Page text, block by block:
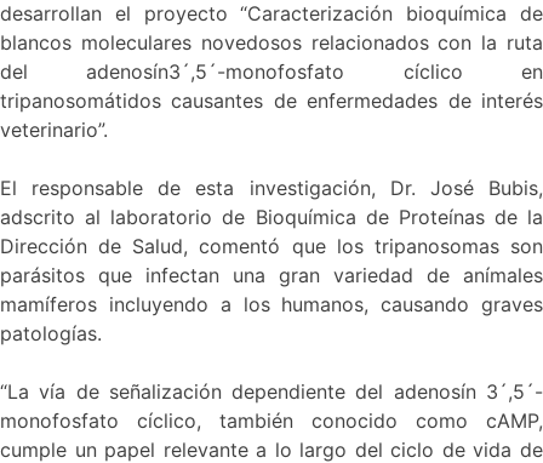
desarrollan el proyecto “Caracterización bioquímica de
blancos moleculares novedosos relacionados con la ruta
del adenosín3´,5´-monofosfato cíclico en
tripanosomátidos causantes de enfermedades de interés
veterinario”.
El responsable de esta investigación, Dr. José Bubis,
adscrito al laboratorio de Bioquímica de Proteínas de la
Dirección de Salud, comentó que los tripanosomas son
parásitos que infectan una gran variedad de anímales
mamíferos incluyendo a los humanos, causando graves
patologías.
“La vía de señalización dependiente del adenosín 3´,5´-
monofosfato cíclico, también conocido como cAMP,
cumple un papel relevante a lo largo del ciclo de vida de